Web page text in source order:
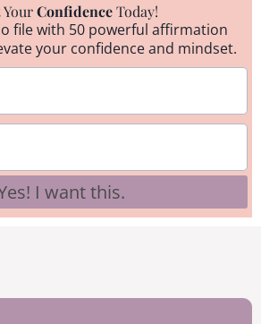
YourConfidenceToday!
file with 50 powerful affirmation
your confidence and mindset.
I want this.